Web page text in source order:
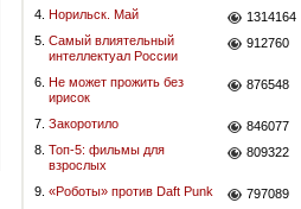
4. Норильск. Май
1314164
5. Самый влиятельный
интеллектуал России
912760
6. Не может прожить без
ирисок
876548
7. Закоротило
846077
8. Топ-5: фильмы для
взрослых
809322
9. «Роботы» против Daft Punk
797089